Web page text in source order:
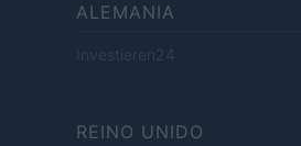
ALEMANIA
Investieren24
REINO UNIDO